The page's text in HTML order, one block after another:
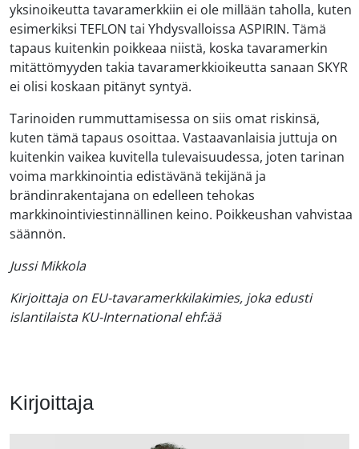
yksinoikeutta tavaramerkkiin ei ole millään taholla, kuten
esimerkiksi TEFLON tai Yhdysvalloissa ASPIRIN. Tämä
tapaus kuitenkin poikkeaa niistä, koska tavaramerkin
mitättömyyden takia tavaramerkkioikeutta sanaan SKYR
ei olisi koskaan pitänyt syntyä.
Tarinoiden rummuttamisessa on siis omat riskinsä,
kuten tämä tapaus osoittaa. Vastaavanlaisia juttuja on
kuitenkin vaikea kuvitella tulevaisuudessa, joten tarinan
voima markkinointia edistävänä tekijänä ja
brändinrakentajana on edelleen tehokas
markkinointiviestinnällinen keino. Poikkeushan vahvistaa
säännön.
Jussi Mikkola
Kirjoittaja on EU-tavaramerkkilakimies, joka edusti
islantilaista KU-International ehf:ää
Kirjoittaja